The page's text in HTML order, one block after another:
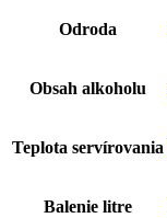
Odroda
Obsah alkoholu
Teplota servírovania
Balenie litre